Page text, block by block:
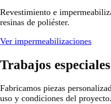
Revestimiento e
resinas de poliéster.
Ver impermeabilizaciones
Trabajos
Fabricamos piezas
uso y condiciones del proyecto.